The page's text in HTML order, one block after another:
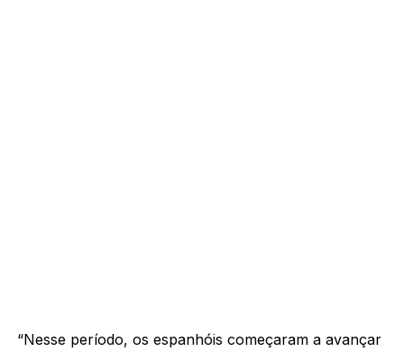
“Nesse período, os espanhóis começaram a avançar